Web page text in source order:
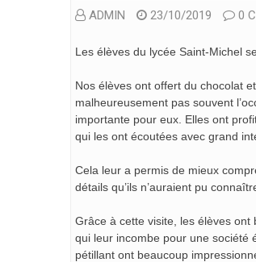
ADMIN 23/10/2019 0
Les élèves du lycée Saint-Michel
Nos élèves ont offert du chocolat
malheureusement pas souvent
importante pour eux. Elles ont
qui les ont écoutées avec grand
Cela leur a permis de mieux
détails qu’ils n’auraient pu
Grâce à cette visite, les élèves
qui leur incombe pour une société
pétillant ont beaucoup